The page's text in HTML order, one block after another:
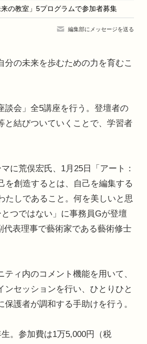
の教室」5プログラムで参加者募集
編集部にメッセージを送る
の未来を歩むための力を育むこ
会」全5講座を行う。登壇者の
と結びついていくことで、学習者
に荒俣宏氏、1月25日「アート：
を創造するとは、自己を編集する
たしであること。何を美しいと思
つではない」に事務員Gが登壇
表理事で藝術家である藝術修士
ィ内のコメント機能を用いて、
セッションを行い、ひとりひと
護者が調和する手助けを行う。
。参加費は1万5,000円（税